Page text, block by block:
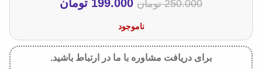
250.000 تومان 199.000 تومان
ناموجود
برای دریافت مشاوره با ما در ارتباط باشید.